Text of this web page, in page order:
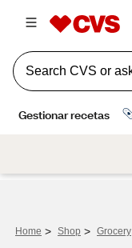
Home > Shop > Grocery